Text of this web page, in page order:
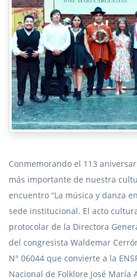
Conmemorando el 113
más importante de nuestra
encuentro “La música y danza
sede institucional. El acto
protocolar de la Directora
del congresista Waldemar
N° 06044 que convierte a la
Nacional de Folklore José María